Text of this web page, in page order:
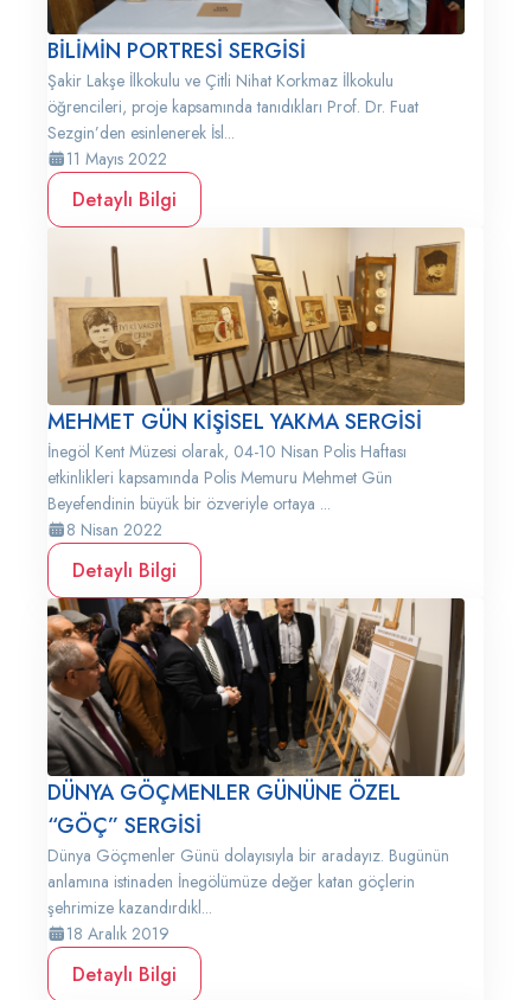
BİLİMİN PORTRESİ SERGİSİ
Şakir Lakşe İlkokulu ve Çitli Nihat Korkmaz İlkokulu
öğrencileri, proje kapsamında tanıdıkları Prof. Dr. Fuat
Sezgin’den esinlenerek İsl...
11 Mayıs 2022
Detaylı Bilgi
MEHMET GÜN KİŞİSEL YAKMA SERGİSİ
İnegöl Kent Müzesi olarak, 04-10 Nisan Polis Haftası
etkinlikleri kapsamında Polis Memuru Mehmet Gün
Beyefendinin büyük bir özveriyle ortaya ...
8 Nisan 2022
Detaylı Bilgi
DÜNYA GÖÇMENLER GÜNÜNE ÖZEL
“GÖÇ” SERGİSİ
Dünya Göçmenler Günü dolayısıyla bir aradayız. Bugünün
anlamına istinaden İnegölümüze değer katan göçlerin
şehrimize kazandırdıkl...
18 Aralık 2019
Detaylı Bilgi